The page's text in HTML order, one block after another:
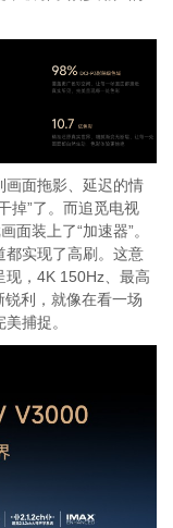
画面拖影、延迟的情
掉”了。而追觅电视
面装上了“加速器”。
都实现了高刷。这意
现，4K 150Hz、最高
利，就像在看一场
捕捉。